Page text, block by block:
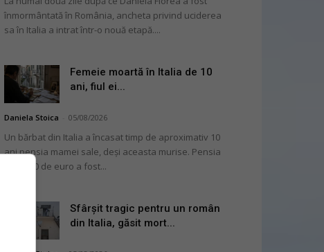
înmormântată în România, ancheta privind uciderea
sa în Italia a intrat într-o nouă etapă....
Femeie moartă în Italia de 10
ani, fiul ei...
Daniela Stoica 05/08/2026
Un bărbat din Italia a încasat timp de aproximativ 10
ani pensia mamei sale, deși aceasta murise. Pensia
de 2.000 de euro a fost...
Sfârșit tragic pentru un român
din Italia, găsit mort...